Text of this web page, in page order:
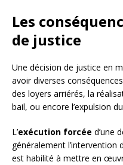
Les
de justice
Une décision de justice en
avoir diverses
des loyers arriérés, la
bail, ou encore l’expulsion
L’exécution forcée d’une
généralement l’intervention
est habilité à mettre en